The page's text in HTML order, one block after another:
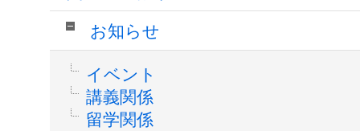
お知らせ
イベント
講義関係
留学関係